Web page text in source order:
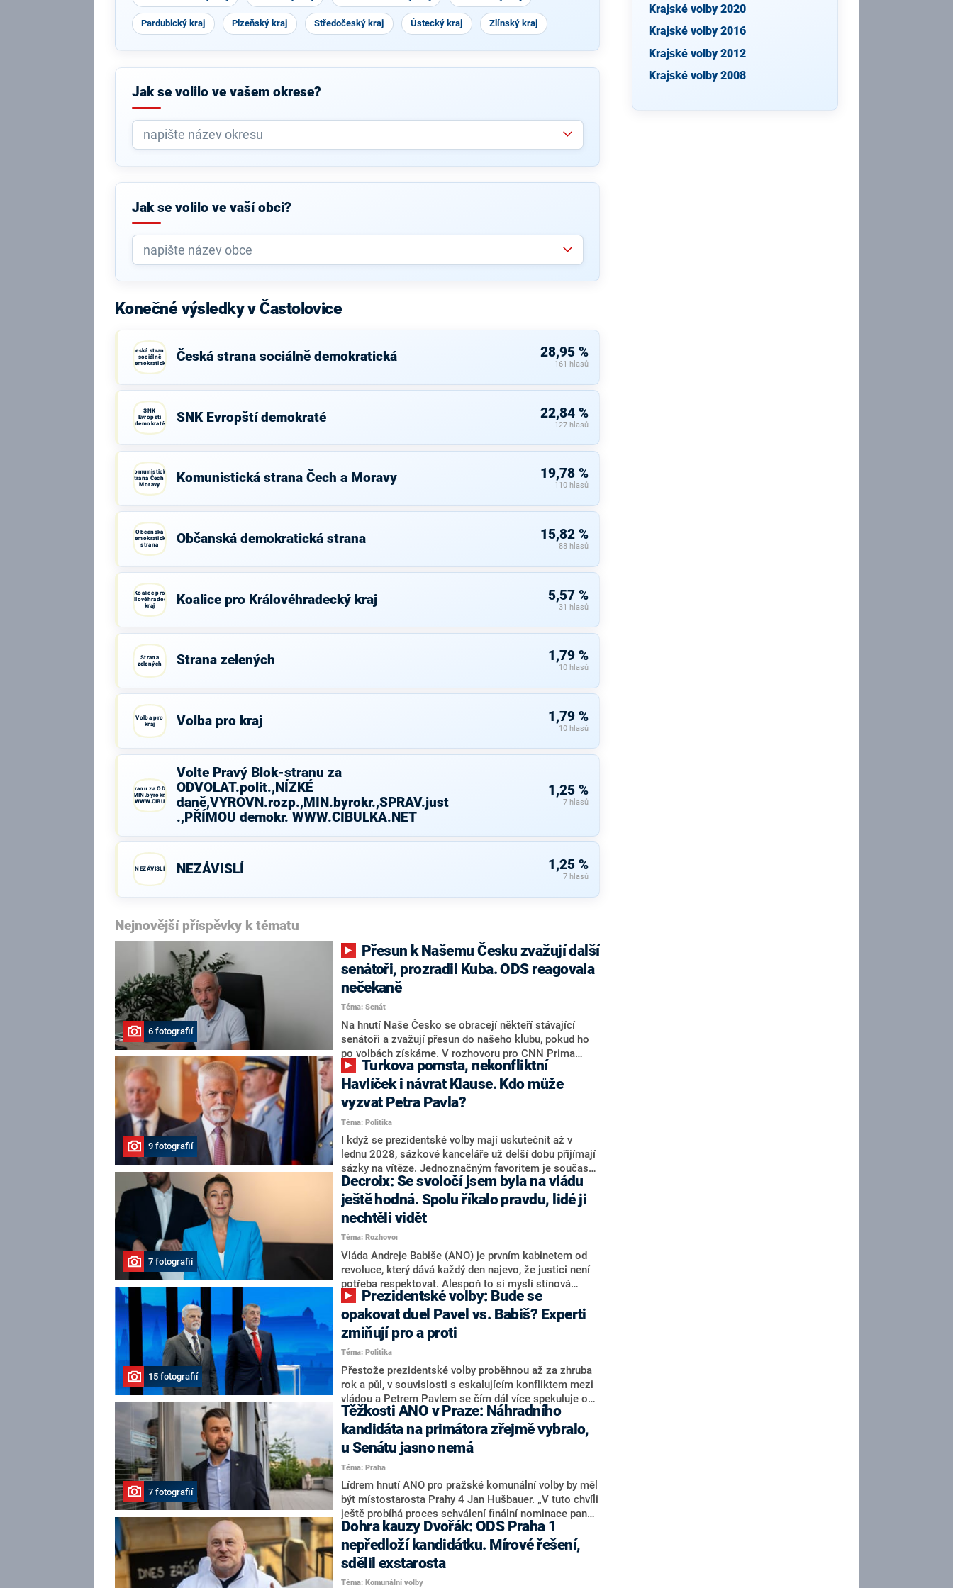
Pardubický kraj Plzeňský kraj Středočeský kraj Ústecký kraj Zlínský kraj
Jak se volilo ve vašem okrese?
Jak se volilo ve vaší obci?
Konečné výsledky v Častolovice
Česká strana
sociálně
demokratická
Česká strana sociálně demokratická 28,95 %
161 hlasů
SNK
Evropští
demokraté
SNK Evropští demokraté 22,84 %
127 hlasů
Komunistická
strana Čech a
Moravy
Komunistická strana Čech a Moravy 19,78 %
110 hlasů
Občanská
demokratická
strana
Občanská demokratická strana 15,82 %
88 hlasů
Koalice pro
Královéhradecký
kraj
Koalice pro Královéhradecký kraj 5,57 %
31 hlasů
Strana
zelených
Strana zelených 1,79 %
10 hlasů
Volba pro
kraj
Volba pro kraj 1,79 %
10 hlasů
Volte Pravý Blok-stranu za ODVOLAT.polit.,NÍZKÉ
daně,VYROVN.rozp.,MIN.byrokr.,SPRAV.just.,PŘÍMOU
demokr. WWW.CIBULKA.NET
Volte Pravý Blok-stranu za
ODVOLAT.polit.,NÍZKÉ
daně,VYROVN.rozp.,MIN.byrokr.,SPRAV.just
.,PŘÍMOU demokr. WWW.CIBULKA.NET
1,25 %
7 hlasů
NEZÁVISLÍ NEZÁVISLÍ 1,25 %
7 hlasů
Nejnovější příspěvky k tématu
6 fotografií
senátoři, prozradil Kuba. ODS reagovala
nečekaně
Téma: Senát
Na hnutí Naše Česko se obracejí někteří stávající
senátoři a zvažují přesun do našeho klubu, pokud ho
po volbách získáme. V rozhovoru pro CNN Prima
NEWS to řekl zakladatel hnutí a jihočeský hejtman
Martin Kuba. Konkrétní nebyl, ale získat by takto mohl
například senátora Zdeňka Hrabu, který je dnes
součástí klubu ODS a TOP 09. Hraba to na dotaz
redakce nevyloučil. Předseda klubu senátorů ODS
Zdeněk Nytra redakci řekl, že počítá s odchodem
některých senátorů z klubu a že Naše Česko není
nepřítel, ale soupeř.
9 fotografií
Havlíček i návrat Klause. Kdo může
vyzvat Petra Pavla?
Téma: Politika
I když se prezidentské volby mají uskutečnit až v
lednu 2028, sázkové kanceláře už delší dobu přijímají
sázky na vítěze. Jednoznačným favoritem je současná
hlava státu Petr Pavel. Daleko za ním pak bookmakeři
zmiňují dva výrazné politiky ANO, tedy premiéra
Andreje Babiše a ministra průmyslu Karla Havlíčka.
Oblíbeným tipem samotných sázkařů je poslanec za
Motoristy Filip Turek. Politolog Jan Kubáček nicméně
o případné kandidatuře kohokoliv ze zmíněné trojice
značně pochybuje. Podle něj současná koalice dosud
nemá osobu, která by Pavlovi mohla konkurovat.
7 fotografií
Decroix: Se svoločí jsem byla na vládu
ještě hodná. Spolu říkalo pravdu, lidé ji
nechtěli vidět
Téma: Rozhovor
Vláda Andreje Babiše (ANO) je prvním kabinetem od
revoluce, který dává každý den najevo, že justici není
potřeba respektovat. Alespoň to si myslí stínová
ministryně spravedlnosti ODS Eva Decroix. V
rozhovoru pro CNN Prima NEWS si nebrala servítky
ohledně politického výkonu svého nástupce Jeronýma
Tejce (za ANO) či vládní zmocněnkyně pro lidská
práva Taťány Malé (ANO). Označením „svoloč“ na
adresu vlády prý byla ještě hodná. Decroix se také
vrátila k volební porážce koalice Spolu či promluvila o
hnutí Naše Česko Martina Kuby.
15 fotografií
opakovat duel Pavel vs. Babiš? Experti
zmiňují pro a proti
Téma: Politika
Přestože prezidentské volby proběhnou až za zhruba
rok a půl, v souvislosti s eskalujícím konfliktem mezi
vládou a Petrem Pavlem se čím dál více spekuluje o
tom, koho by do bitvy o Hrad mohla vyslat současná
koalice. Někteří političtí komentátoři znovu vytahují
jméno premiéra Andreje Babiše (ANO). Jak moc je
pravděpodobné, že se v prezidentských volbách 2028
bude znovu opakovat souboj z roku 2023?
7 fotografií
Těžkosti ANO v Praze: Náhradního
kandidáta na primátora zřejmě vybralo,
u Senátu jasno nemá
Téma: Praha
Lídrem hnutí ANO pro pražské komunální volby by měl
být místostarosta Prahy 4 Jan Hušbauer. „V tuto chvíli
ještě probíhá proces schválení finální nominace pana
Jana Hušbauera Výborem hnutí ANO,“ uvedl pro
redakci místopředseda pražského ANO Martin
Benkovič. O Hušbauerovi se spekulovalo jako o
náhradníkovi v čele pražské kandidátky poté, co
rezignoval po sérii nejasností v majetkových
Dohra kauzy Dvořák: ODS Praha 1
nepředloží kandidátku. Mírové řešení,
sdělil exstarosta
Téma: Komunální volby
Krajské volby 2020
Krajské volby 2016
Krajské volby 2012
Krajské volby 2008